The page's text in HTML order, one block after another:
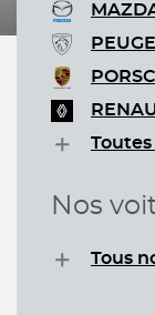
Toutes
Nos
Tous